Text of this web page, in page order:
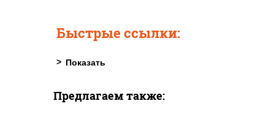
Быстрые ссылки:
Предлагаем также: